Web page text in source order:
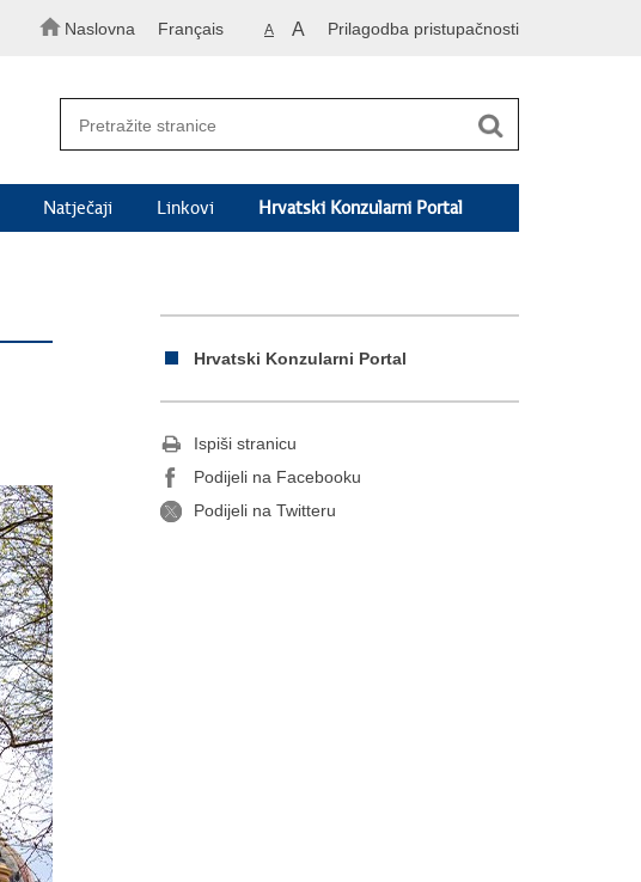
Naslovna Français A A Prilagodba pristupačnosti
Natječaji Linkovi Hrvatski Konzularni Portal
Hrvatski Konzularni Portal
Ispiši stranicu
Podijeli na Facebooku
Podijeli na Twitteru